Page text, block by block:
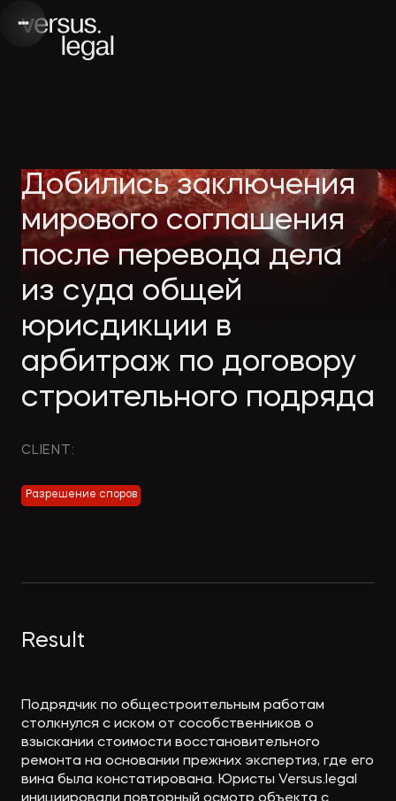
Интеллектуальная
собственность
Архитектура
и проектирование
Банкротство
Экологическое
Webinars
and videos
Company
news
Media
publications
Добились заключения
мирового соглашения
после перевода дела
из суда общей
юрисдикции в
арбитраж по договору
строительного подряда
CLIENT:
Разрешение споров
Result
Подрядчик по общестроительным работам
столкнулся с иском от сособственников о
взыскании стоимости восстановительного
ремонта на основании прежних экспертиз, где его
вина была констатирована. Юристы Versus.legal